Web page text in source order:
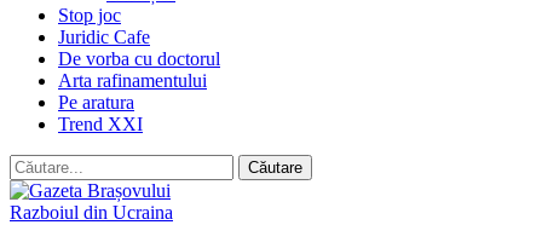
Stop joc
Juridic Cafe
De vorba cu doctorul
Arta rafinamentului
Pe aratura
Trend XXI
Razboiul din Ucraina